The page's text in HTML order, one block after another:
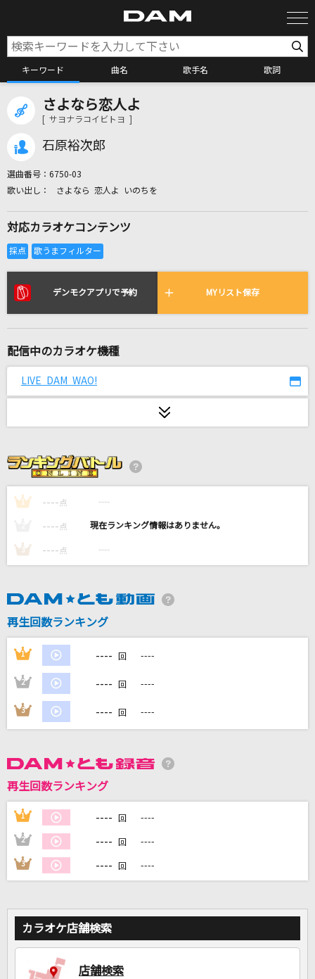
キーワード 曲名 歌手名 歌詞
カラオケ検索
リアルタイムで歌われている曲の一覧
ギブス
Flower Shower～さよならの花～
[生音]ガラスのメモリーズ
TUBE(チューブ)
Mrs. GREEN APPLE
じん ft.Lia
空扉
乃木坂46
ライラック
Mrs. GREEN APPLE
山口百恵
[生音]雪國
吉幾三
さよなら恋人よ
[ サヨナラコイビトヨ ]
石原裕次郎
選曲番号： 6750-03
さよなら 恋人よ いのちを
対応カラオケコンテンツ
デンモクアプリで予約 MYリスト保存
配信中のカラオケ機種
LIVE DAM WAO!
1 ---- 点 ----
---- 点 ----
3 ---- 点 ----
再生回数ランキング
1 ---- 回 ----
2 ---- 回 ----
3 ---- 回 ----
再生回数ランキング
1 ---- 回 ----
2 ---- 回 ----
3 ---- 回 ----
カラオケ店舗検索
店舗検索